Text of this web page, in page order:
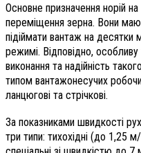
Основне призначення норій
переміщення зерна. Вони
підіймати вантаж на десятки
режимі. Відповідно, особливу
виконання та надійність
типом вантажонесучих
ланцюгові та стрічкові.
За показниками швидкості
три типи: тихохідні (до 1,25